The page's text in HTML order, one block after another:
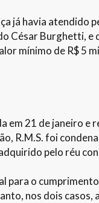
já havia atendido
César Burghetti,
mínimo de R$ 5
em 21 de janeiro e
R.M.S. foi
pelo réu
para o
nos dois casos,